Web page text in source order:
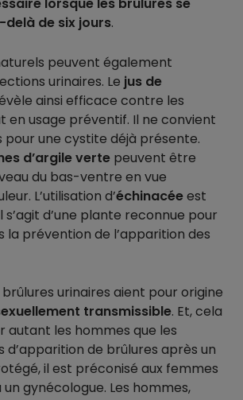
de six jours.
peuvent également
urinaires. Le jus de
ainsi efficace contre les
en usage préventif. Il ne convient
une cystite déjà présente.
d’argile verte peuvent être
du bas-ventre en vue
L’utilisation d’échinacéeest
s’agit d’une plante reconnue pour
la prévention de l’apparition des
urinaires aient pour origine
transmissible. Et, cela
autant les hommes que les
d’apparition de brûlures après un
il est préconisé aux femmes
un gynécologue. Les hommes,